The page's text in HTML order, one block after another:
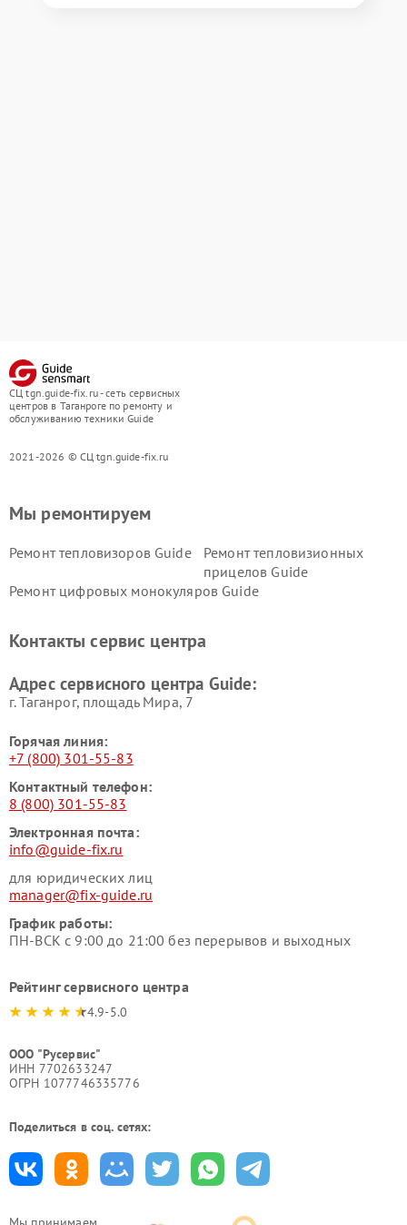
СЦ tgn.guide-fix.ru - сеть сервисных
центров в Таганроге по ремонту и
обслуживанию техники Guide
2021-2026 © СЦ tgn.guide-fix.ru
Мы ремонтируем
Ремонт тепловизоров Guide
Ремонт тепловизионных
прицелов Guide
Ремонт цифровых монокуляров Guide
Контакты сервис центра
Адрес сервисного центра Guide:
г. Таганрог, площадь Мира, 7
Горячая линия:
+7 (800) 301-55-83
Контактный телефон:
8 (800) 301-55-83
Электронная почта:
info@guide-fix.ru
для юридических лиц
manager@fix-guide.ru
График работы:
ПН-ВСК с 9:00 до 21:00 без перерывов и выходных
Рейтинг сервисного центра
4.9-5.0
ООО "Русервис"
ИНН 7702633247
ОГРН 1077746335776
Поделиться в соц. сетях: